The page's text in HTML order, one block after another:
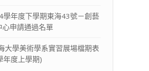
學年度下學期東海43號－創藝
心申請通過名單
大學美術學系實習展場檔期表
年度上學期)